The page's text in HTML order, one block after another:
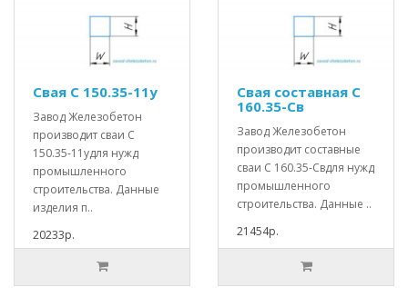
Свая С 150.35-11у
Завод Железобетон
производит сваи С
150.35-11удля нужд
промышленного
строительства. Данные
изделия п..
20233р.
Свая составная С
160.35-Св
Завод Железобетон
производит составные
сваи С 160.35-Свдля нужд
промышленного
строительства. Данные ..
21454р.